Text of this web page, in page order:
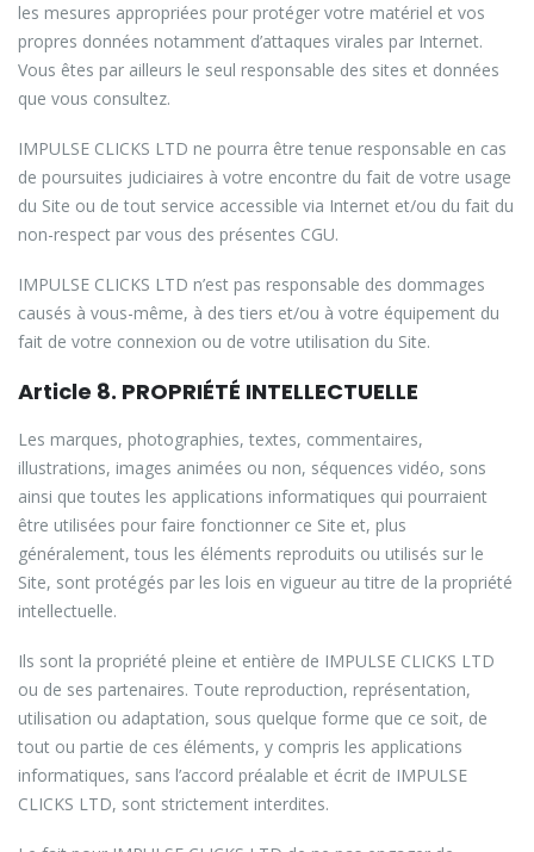
les mesures appropriées pour protéger votre matériel et vos
propres données notamment d’attaques virales par Internet.
Vous êtes par ailleurs le seul responsable des sites et données
que vous consultez.
IMPULSE CLICKS LTD ne pourra être tenue responsable en cas
de poursuites judiciaires à votre encontre du fait de votre usage
du Site ou de tout service accessible via Internet et/ou du fait du
non-respect par vous des présentes CGU.
IMPULSE CLICKS LTD n’est pas responsable des dommages
causés à vous-même, à des tiers et/ou à votre équipement du
fait de votre connexion ou de votre utilisation du Site.
Article 8. PROPRIÉTÉ INTELLECTUELLE
Les marques, photographies, textes, commentaires,
illustrations, images animées ou non, séquences vidéo, sons
ainsi que toutes les applications informatiques qui pourraient
être utilisées pour faire fonctionner ce Site et, plus
généralement, tous les éléments reproduits ou utilisés sur le
Site, sont protégés par les lois en vigueur au titre de la propriété
intellectuelle.
Ils sont la propriété pleine et entière de IMPULSE CLICKS LTD
ou de ses partenaires. Toute reproduction, représentation,
utilisation ou adaptation, sous quelque forme que ce soit, de
tout ou partie de ces éléments, y compris les applications
informatiques, sans l’accord préalable et écrit de IMPULSE
CLICKS LTD, sont strictement interdites.